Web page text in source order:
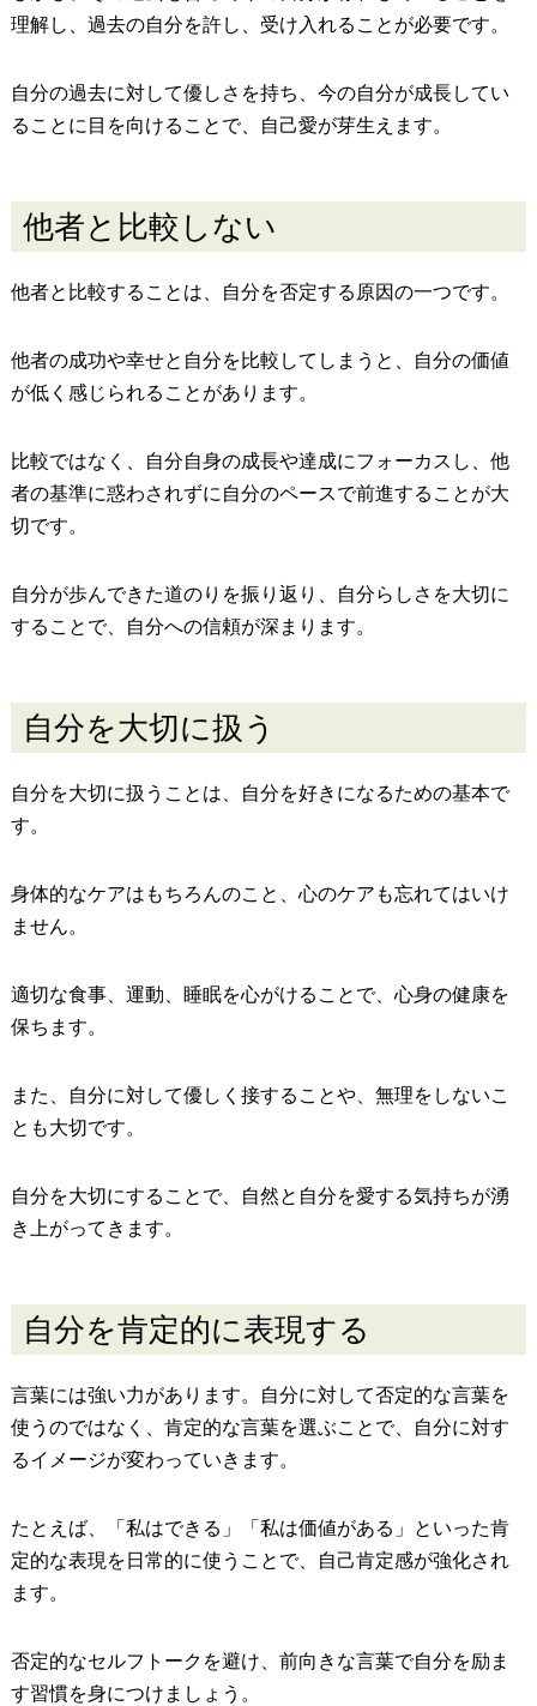
理解し、過去の自分を許し、受け入れることが必要です。
自分の過去に対して優しさを持ち、今の自分が成長してい
ることに目を向けることで、自己愛が芽生えます。
他者と比較しない
他者と比較することは、自分を否定する原因の一つです。
他者の成功や幸せと自分を比較してしまうと、自分の価値
が低く感じられることがあります。
比較ではなく、自分自身の成長や達成にフォーカスし、他
者の基準に惑わされずに自分のペースで前進することが大
切です。
自分が歩んできた道のりを振り返り、自分らしさを大切に
することで、自分への信頼が深まります。
自分を大切に扱う
自分を大切に扱うことは、自分を好きになるための基本で
す。
身体的なケアはもちろんのこと、心のケアも忘れてはいけ
ません。
適切な食事、運動、睡眠を心がけることで、心身の健康を
保ちます。
また、自分に対して優しく接することや、無理をしないこ
とも大切です。
自分を大切にすることで、自然と自分を愛する気持ちが湧
き上がってきます。
自分を肯定的に表現する
言葉には強い力があります。自分に対して否定的な言葉を
使うのではなく、肯定的な言葉を選ぶことで、自分に対す
るイメージが変わっていきます。
たとえば、「私はできる」「私は価値がある」といった肯
定的な表現を日常的に使うことで、自己肯定感が強化され
ます。
否定的なセルフトークを避け、前向きな言葉で自分を励ま
す習慣を身につけましょう。